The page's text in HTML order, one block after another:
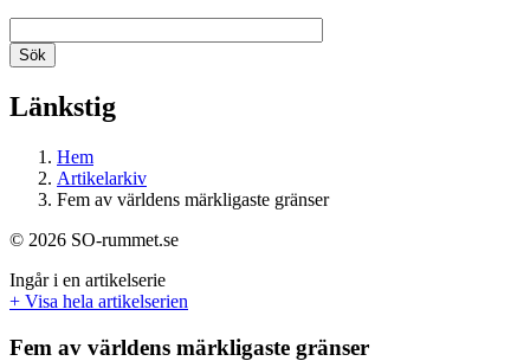
Länkstig
Hem
Artikelarkiv
Fem av världens märkligaste gränser
© 2026 SO-rummet.se
Ingår i en artikelserie
+ Visa hela artikelserien
Fem av världens märkligaste gränser